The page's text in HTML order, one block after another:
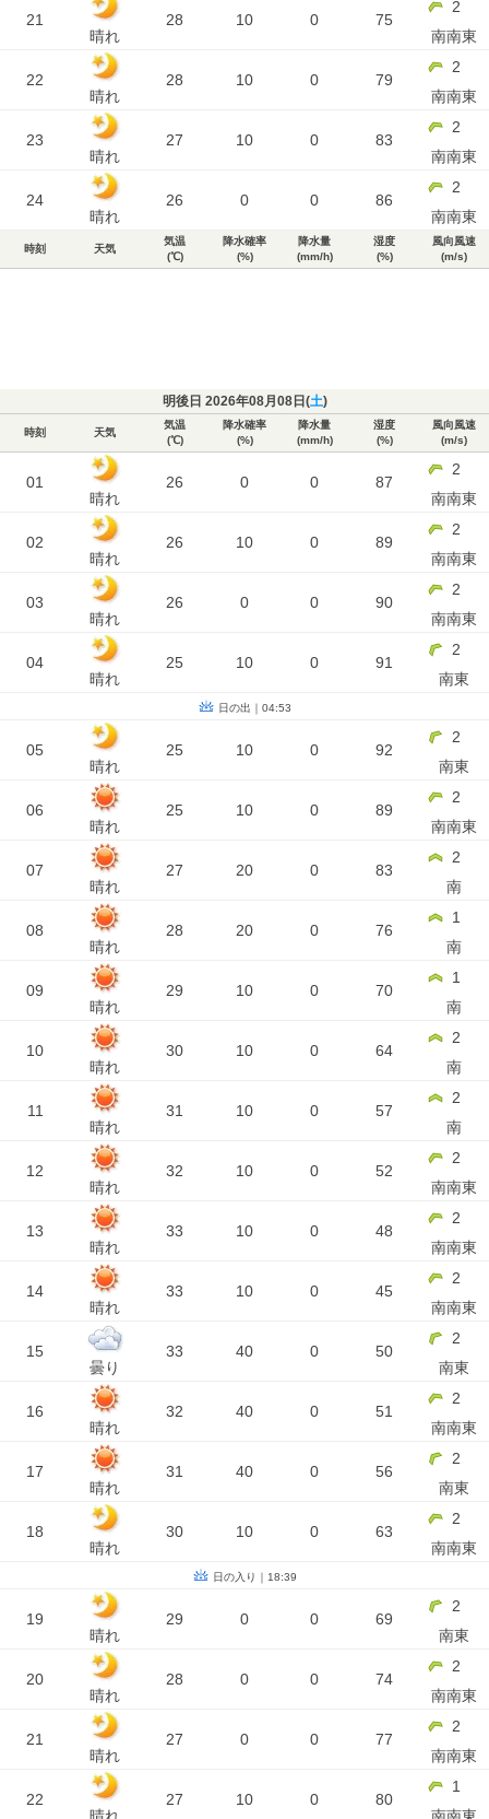
21
晴れ
28 10 0 75
2
南南東
22
晴れ
28 10 0 79
2
南南東
23
晴れ
27 10 0 83
2
南南東
24
晴れ
26 0 0 86
2
南南東
時刻 天気
気温
(℃)
降水確率
(%)
降水量
(mm/h)
湿度
(%)
風向風速
(m/s)
明後日 2026年08月08日(土)
時刻 天気
気温
(℃)
降水確率
(%)
降水量
(mm/h)
湿度
(%)
風向風速
(m/s)
01
晴れ
26 0 0 87
2
南南東
02
晴れ
26 10 0 89
2
南南東
03
晴れ
26 0 0 90
2
南南東
04
晴れ
25 10 0 91
2
南東
日の出｜04:53
05
晴れ
25 10 0 92
2
南東
06
晴れ
25 10 0 89
2
南南東
07
晴れ
27 20 0 83
2
南
08
晴れ
28 20 0 76
1
南
09
晴れ
29 10 0 70
1
南
10
晴れ
30 10 0 64
2
南
11
晴れ
31 10 0 57
2
南
12
晴れ
32 10 0 52
2
南南東
13
晴れ
33 10 0 48
2
南南東
14
晴れ
33 10 0 45
2
南南東
15
曇り
33 40 0 50
2
南東
16
晴れ
32 40 0 51
2
南南東
17
晴れ
31 40 0 56
2
南東
18
晴れ
30 10 0 63
2
南南東
日の入り｜18:39
19
晴れ
29 0 0 69
2
南東
20
晴れ
28 0 0 74
2
南南東
21
晴れ
27 0 0 77
2
南南東
22
27 10 0 80
1